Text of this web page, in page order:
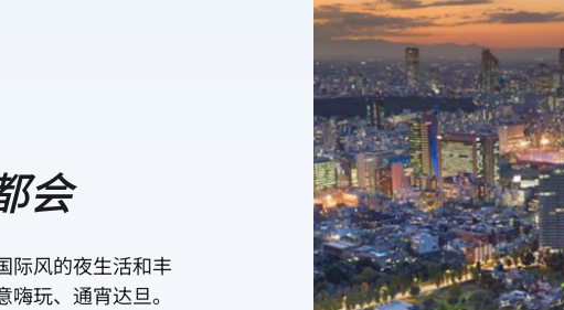
会
际风的夜生活和丰
玩、通宵达旦。